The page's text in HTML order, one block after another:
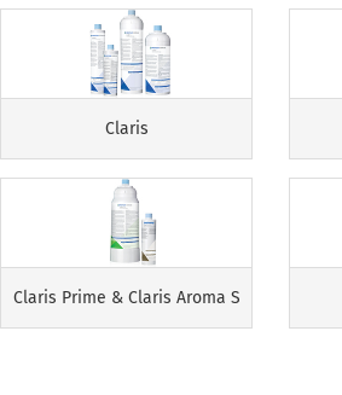
Claris
Claris Prime & Claris Aroma S